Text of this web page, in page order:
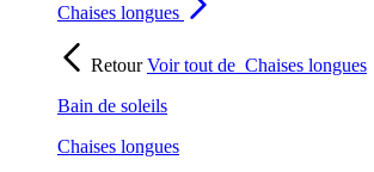
Chaises longues
RetourVoir tout de Chaises longues
Bain de soleils
Chaises longues